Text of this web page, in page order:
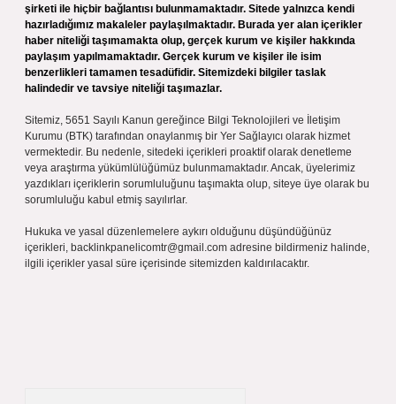
şirketi ile hiçbir bağlantısı bulunmamaktadır. Sitede yalnızca kendi
hazırladığımız makaleler paylaşılmaktadır. Burada yer alan içerikler
haber niteliği taşımamakta olup, gerçek kurum ve kişiler hakkında
paylaşım yapılmamaktadır. Gerçek kurum ve kişiler ile isim
benzerlikleri tamamen tesadüfidir. Sitemizdeki bilgiler taslak
halindedir ve tavsiye niteliği taşımazlar.
Sitemiz, 5651 Sayılı Kanun gereğince Bilgi Teknolojileri ve İletişim
Kurumu (BTK) tarafından onaylanmış bir Yer Sağlayıcı olarak hizmet
vermektedir. Bu nedenle, sitedeki içerikleri proaktif olarak denetleme
veya araştırma yükümlülüğümüz bulunmamaktadır. Ancak, üyelerimiz
yazdıkları içeriklerin sorumluluğunu taşımakta olup, siteye üye olarak bu
sorumluluğu kabul etmiş sayılırlar.
Hukuka ve yasal düzenlemelere aykırı olduğunu düşündüğünüz
içerikleri, backlinkpanelicomtr@gmail.com adresine bildirmeniz halinde,
ilgili içerikler yasal süre içerisinde sitemizden kaldırılacaktır.